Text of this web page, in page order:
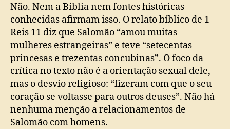
Não. Nem a Bíblia nem fontes históricas
conhecidas afirmam isso. O relato bíblico de 1
Reis 11 diz que Salomão “amou muitas
mulheres estrangeiras” e teve “setecentas
princesas e trezentas concubinas”. O foco da
crítica no texto não é a orientação sexual dele,
mas o desvio religioso: “fizeram com que o seu
coração se voltasse para outros deuses”. Não há
nenhuma menção a relacionamentos de
Salomão com homens.